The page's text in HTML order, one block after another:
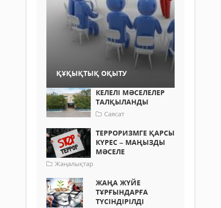
ҚҰҚЫҚТЫҚ ОҚЫТУ
КЕЛЕЛІ МӘСЕЛЕЛЕР
ТАЛҚЫЛАНДЫ
Саясат
ТЕРРОРИЗМГЕ ҚАРСЫ
КҮРЕС – МАҢЫЗДЫ
МӘСЕЛЕ
Жаңалықтар
ЖАҢА ЖҮЙЕ
ТҰРҒЫНДАРҒА
ТҮСІНДІРІЛДІ